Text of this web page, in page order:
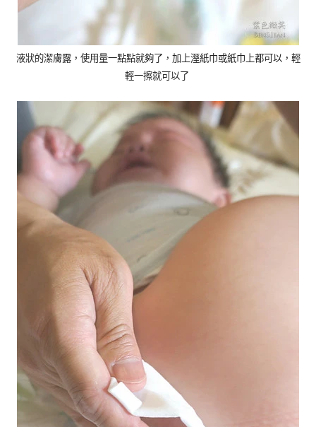
液狀的潔膚露，使用量一點點就夠了，加上溼紙巾或紙巾上都可以，輕
輕一擦就可以了